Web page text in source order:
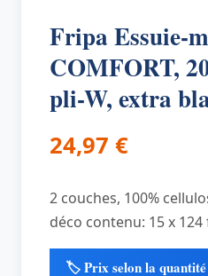
Fripa Essuie-
COMFORT,
pli-W, extra
24,97 €
2 couches, 100%
déco contenu: 15 x 124
🏷️ Prix selon la quantité